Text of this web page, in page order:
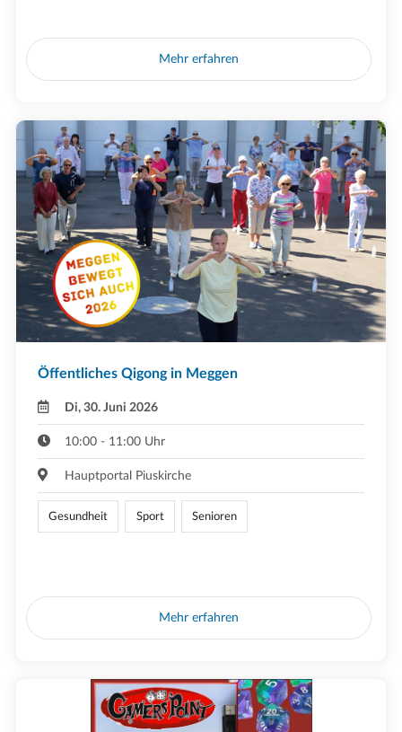
Mehr erfahren
Öffentliches Qigong in Meggen
Di, 30. Juni 2026
10:00 - 11:00 Uhr
Hauptportal Piuskirche
Gesundheit Sport Senioren
Mehr erfahren